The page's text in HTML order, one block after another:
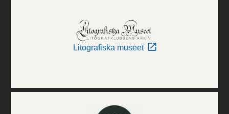
Litografiska museet